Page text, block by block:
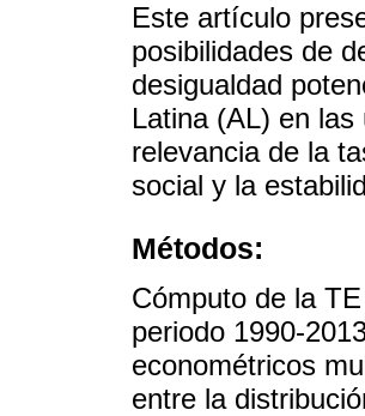
Este artículo
posibilidades de
desigualdad
Latina (AL) en
relevancia de la
social y la
Métodos:
Cómputo de la
periodo 1990-
econométricos
entre la